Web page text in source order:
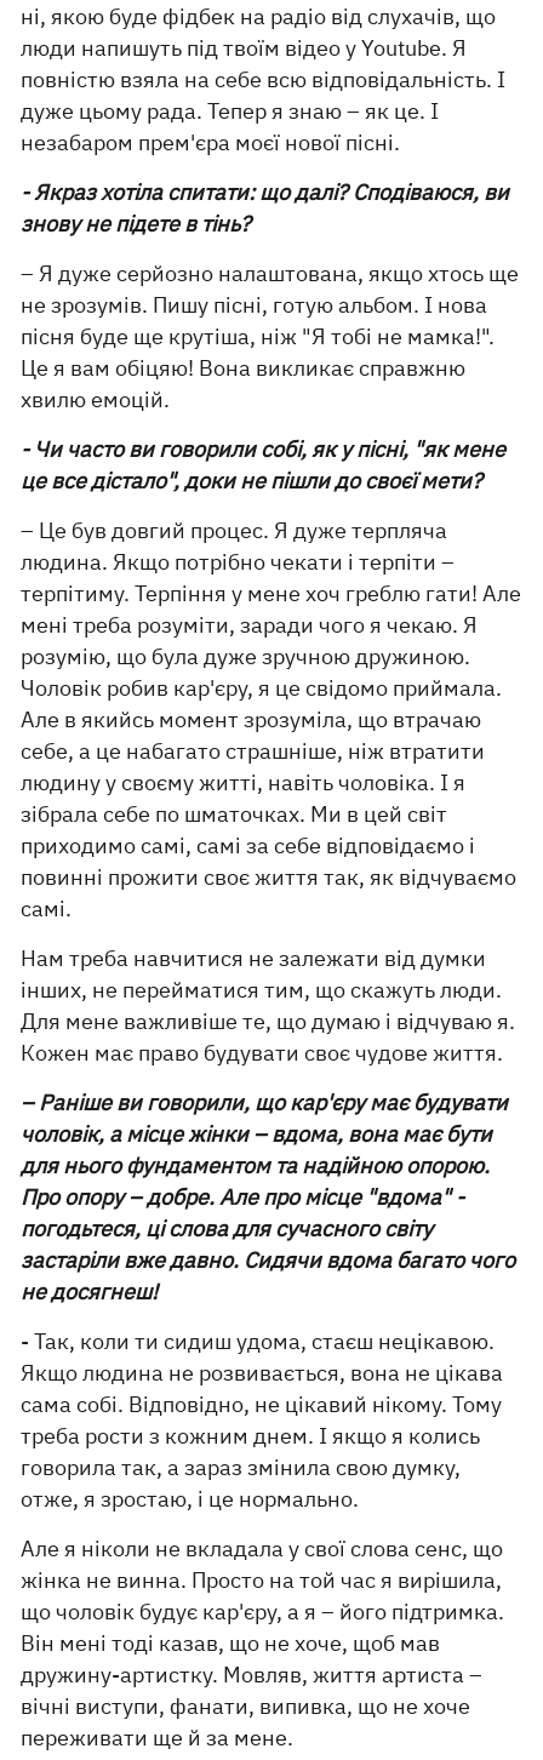
ні, якою буде фідбек на радіо від слухачів, що
люди напишуть під твоїм відео у Youtube. Я
повністю взяла на себе всю відповідальність. І
дуже цьому рада. Тепер я знаю – як це. І
незабаром прем'єра моєї нової пісні.
- Якраз хотіла спитати: що далі? Сподіваюся, ви
знову не підете в тінь?
– Я дуже серйозно налаштована, якщо хтось ще
не зрозумів. Пишу пісні, готую альбом. І нова
пісня буде ще крутіша, ніж "Я тобі не мамка!".
Це я вам обіцяю! Вона викликає справжню
хвилю емоцій.
- Чи часто ви говорили собі, як у пісні, "як мене
це все дістало", доки не пішли до своєї мети?
– Це був довгий процес. Я дуже терпляча
людина. Якщо потрібно чекати і терпіти –
терпітиму. Терпіння у мене хоч греблю гати! Але
мені треба розуміти, заради чого я чекаю. Я
розумію, що була дуже зручною дружиною.
Чоловік робив кар'єру, я це свідомо приймала.
Але в якийсь момент зрозуміла, що втрачаю
себе, а це набагато страшніше, ніж втратити
людину у своєму житті, навіть чоловіка. І я
зібрала себе по шматочках. Ми в цей світ
приходимо самі, самі за себе відповідаємо і
повинні прожити своє життя так, як відчуваємо
самі.
Нам треба навчитися не залежати від думки
інших, не перейматися тим, що скажуть люди.
Для мене важливіше те, що думаю і відчуваю я.
Кожен має право будувати своє чудове життя.
– Раніше ви говорили, що кар'єру має будувати
чоловік, а місце жінки – вдома, вона має бути
для нього фундаментом та надійною опорою.
Про опору – добре. Але про місце "вдома" -
погодьтеся, ці слова для сучасного світу
застаріли вже давно. Сидячи вдома багато чого
не досягнеш!
- Так, коли ти сидиш удома, стаєш нецікавою.
Якщо людина не розвивається, вона не цікава
сама собі. Відповідно, не цікавий нікому. Тому
треба рости з кожним днем. І якщо я колись
говорила так, а зараз змінила свою думку,
отже, я зростаю, і це нормально.
Але я ніколи не вкладала у свої слова сенс, що
жінка не винна. Просто на той час я вирішила,
що чоловік будує кар'єру, а я – його підтримка.
Він мені тоді казав, що не хоче, щоб мав
дружину-артистку. Мовляв, життя артиста –
вічні виступи, фанати, випивка, що не хоче
переживати ще й за мене.